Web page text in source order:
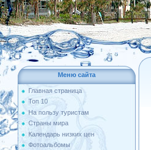
Меню сайта
Главная страница
Топ 10
На пользу туристам
Страны мира
Календарь низких цен
Фотоальбомы